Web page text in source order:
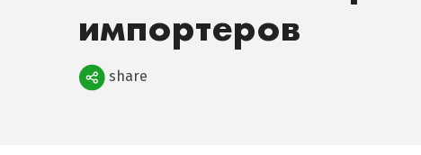
импортеров
Поделиться
share